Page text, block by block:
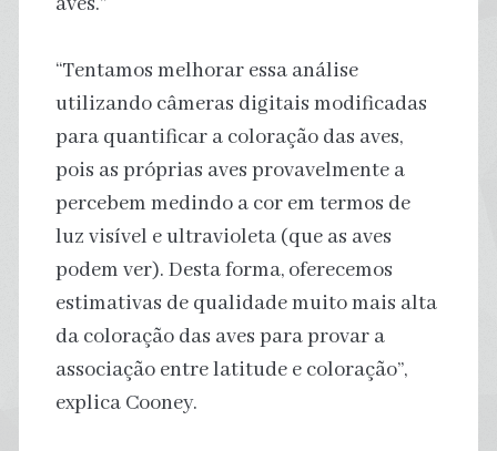
“Tentamos melhorar essa análise
utilizando câmeras digitais modificadas
para quantificar a coloração das aves,
pois as próprias aves provavelmente a
percebem medindo a cor em termos de
luz visível e ultravioleta (que as aves
podem ver). Desta forma, oferecemos
estimativas de qualidade muito mais alta
da coloração das aves para provar a
associação entre latitude e coloração”,
explica Cooney.